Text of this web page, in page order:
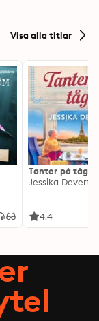
of the Zodiac
her journey of
Visa alla titlar
Tanter på tåg
Jessika Devert
4.4